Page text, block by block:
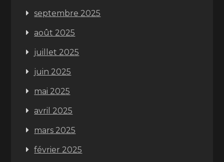
septembre 2025
août 2025
juillet 2025
juin 2025
mai 2025
avril 2025
mars 2025
février 2025